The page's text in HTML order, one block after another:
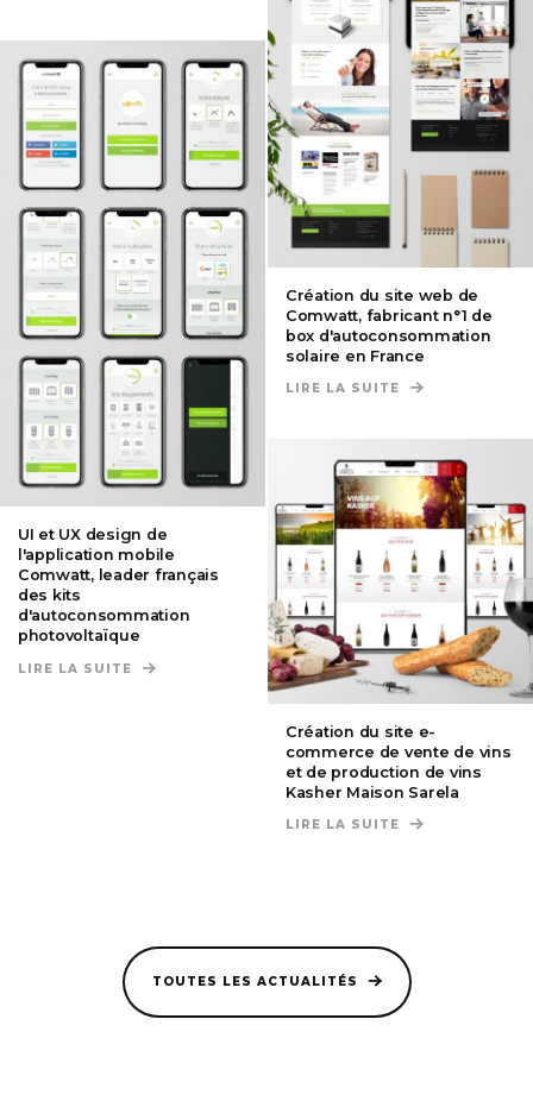
UI et UX design de
l'application mobile
Comwatt, leader français
des kits
d'autoconsommation
photovoltaïque
LIRE LA SUITE DE UI ET UX DESIGN DE L'APPLICATION MOBILE
Création du site web de
Comwatt, fabricant n°1 de
box d'autoconsommation
solaire en France
LIRE LA SUITE DE CRÉATION
Création du site e-
commerce de vente de vins
et de production de vins
Kasher Maison Sarela
LIRE LA SUITE DE CRÉATION
TOUTES LES ACTUALITÉS